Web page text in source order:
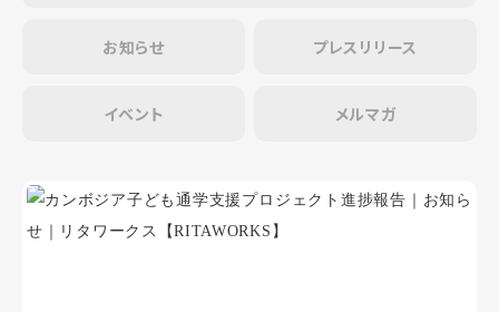
お知らせ プレスリリース
イベント メルマガ